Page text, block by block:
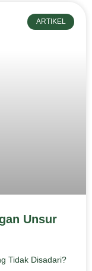
ARTIKEL
Unsur
Tidak Disadari?